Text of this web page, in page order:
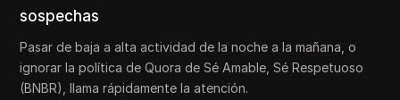
sospechas
Pasar de baja a alta actividad de la noche a la mañana, o
ignorar la política de Quora de Sé Amable, Sé Respetuoso
(BNBR), llama rápidamente la atención.